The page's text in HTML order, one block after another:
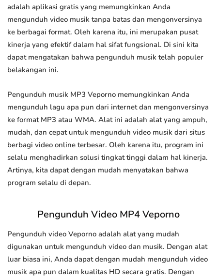
adalah aplikasi gratis yang memungkinkan Anda
mengunduh video musik tanpa batas dan mengonversinya
ke berbagai format. Oleh karena itu, ini merupakan pusat
kinerja yang efektif dalam hal sifat fungsional. Di sini kita
dapat mengatakan bahwa pengunduh musik telah populer
belakangan ini.
Pengunduh musik MP3 Veporno memungkinkan Anda
mengunduh lagu apa pun dari internet dan mengonversinya
ke format MP3 atau WMA. Alat ini adalah alat yang ampuh,
mudah, dan cepat untuk mengunduh video musik dari situs
berbagi video online terbesar. Oleh karena itu, program ini
selalu menghadirkan solusi tingkat tinggi dalam hal kinerja.
Artinya, kita dapat dengan mudah menyatakan bahwa
program selalu di depan.
Pengunduh Video MP4 Veporno
Pengunduh video Veporno adalah alat yang mudah
digunakan untuk mengunduh video dan musik. Dengan alat
luar biasa ini, Anda dapat dengan mudah mengunduh video
musik apa pun dalam kualitas HD secara gratis. Dengan